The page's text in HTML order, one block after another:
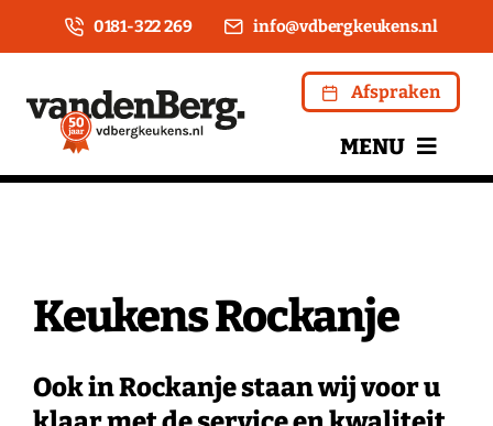
naar
0181-322 269 info@vdbergkeukens.nl
Afspraken
MENU
Keukens
Apparatuur
Keukens Rockanje
Ook in Rockanje staan wij voor u